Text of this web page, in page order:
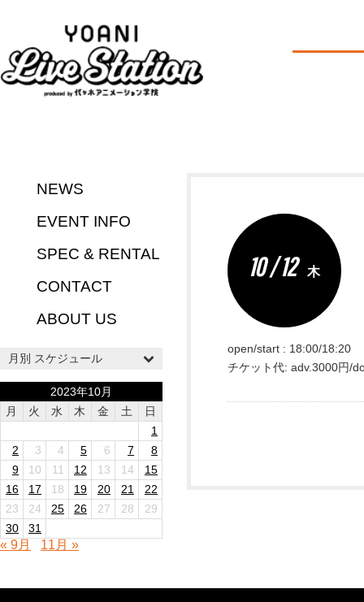
NEWS
EVENT INFO
SPEC & RENTAL
CONTACT
ABOUT US
月別 スケジュール
2023年10月
月
火 水 木 金 土
日
1
2
3 4 5 6 7
8
9
10 11 12 13 14
15
16
17 18 19 20 21
22
23
24 25 26 27 28
29
30
31
« 9月 11月 »
10 / 12 木
open/start : 18:00/18:20
チケット代: adv.3000円/